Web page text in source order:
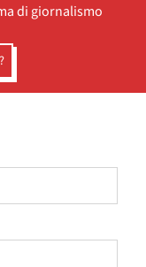
di giornalismo